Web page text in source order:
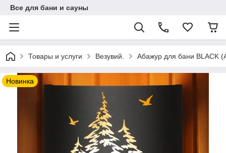
Все для бани и сауны
Товары и услуги Везувий. Абажур для бани BLACK
Новинка